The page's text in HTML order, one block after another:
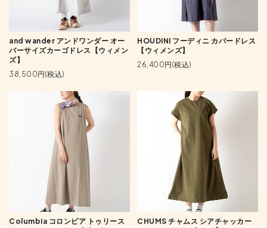
and wander アンドワンダー オー
バーサイズカーゴドレス【ウィメン
ズ】
38,500円(税込)
HOUDINI フーディニ カバードレス
【ウィメンズ】
26,400円(税込)
Columbia コロンビア トゥリース
CHUMS チャムス シアチャッカー